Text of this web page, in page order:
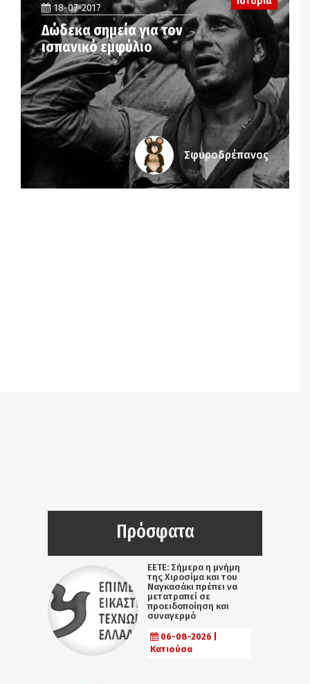
18-07-2017
Δώδεκα σημεία για τον
ισπανικό εμφύλιο
Σφυροδρέπανος
Πρόσφατα
ΕΕΤΕ: Σήμερα η μνήμη
της Χιροσίμα και του
Ναγκασάκι πρέπει να
μετατραπεί σε
προειδοποίηση και
συναγερμό
06-08-2026 |
Κατιούσα